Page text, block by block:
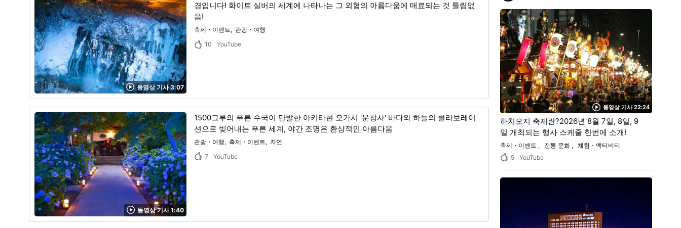
동영상 기사 3:07
경입니다! 화이트 실버의 세계에 나타나는 그 외형의 아름다움에 매료되는 것 틀림없
음!
축제・이벤트
관광・여행
10
YouTube
동영상 기사 1:40
1500그루의 푸른 수국이 만발한 아키타현 오가시 '운창사' 바다와 하늘의 콜라보레이
션으로 빚어내는 푸른 세계, 야간 조명은 환상적인 아름다움
관광・여행 축제・이벤트
자연
7
YouTube
동영상 기사 22:24
하치오지 축제란?2026년 8월 7일, 8일, 9
일 개최되는 행사 스케줄 한번에 소개!
축제・이벤트 전통 문화
체험・액티비티
5
YouTube